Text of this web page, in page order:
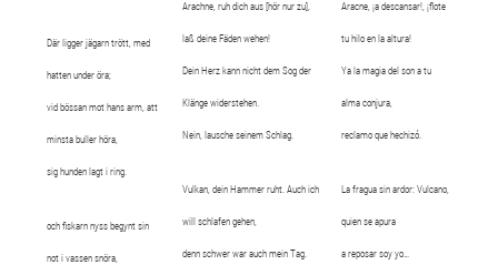
Där ligger jägarn trött, med
hatten under öra;
vid bössan mot hans arm, att
minsta buller höra,
sig hunden lagt i ring.
och fiskarn nyss begynt sin
not i vassen snöra,
Arachne, ruh dich aus [hör nur zu],
laß deine Fäden wehen!
Dein Herz kann nicht dem Sog der
Klänge widerstehen.
Nein, lausche seinem Schlag.
Vulkan, dein Hammer ruht. Auch ich
will schlafen gehen,
denn schwer war auch mein Tag.
Aracne, ¡a descansar!, ¡flote
tu hilo en la altura!
Ya la magia del son a tu
alma conjura,
reclamo que hechizó.
La fragua sin ardor: Vulcano,
quien se apura
a reposar soy yo…